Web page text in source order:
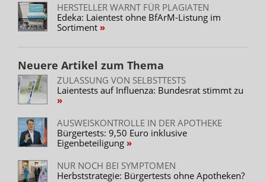
HERSTELLER WARNT FÜR PLAGIATEN
Edeka: Laientest ohne BfArM-Listung im
Sortiment
Neuere Artikel zum Thema
ZULASSUNG VON SELBSTTESTS
Laientests auf Influenza: Bundesrat stimmt zu
AUSWEISKONTROLLE IN DER APOTHEKE
Bürgertests: 9,50 Euro inklusive
Eigenbeteiligung
NUR NOCH BEI SYMPTOMEN
Herbststrategie: Bürgertests ohne Apotheken?